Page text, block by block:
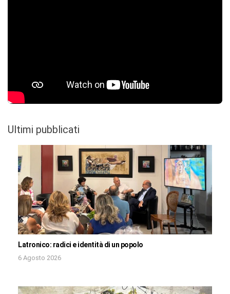
Ultimi pubblicati
Latronico: radici e identità di un popolo
6 Agosto 2026